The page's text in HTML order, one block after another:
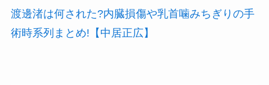
渡邊渚は何された?内臓損傷や乳首噛みちぎりの手
術時系列まとめ!【中居正広】